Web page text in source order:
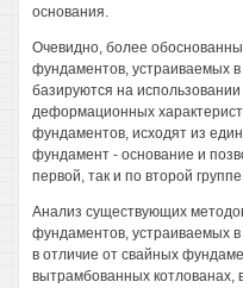
основания.
Очевидно, более
фундаментов, устраиваемых
базируются на
деформационных
фундаментов, исходят из
фундамент - основание и
первой, так и по второй
Анализ существующих
фундаментов, устраиваемых в
в отличие от свайных
вытрамбованных